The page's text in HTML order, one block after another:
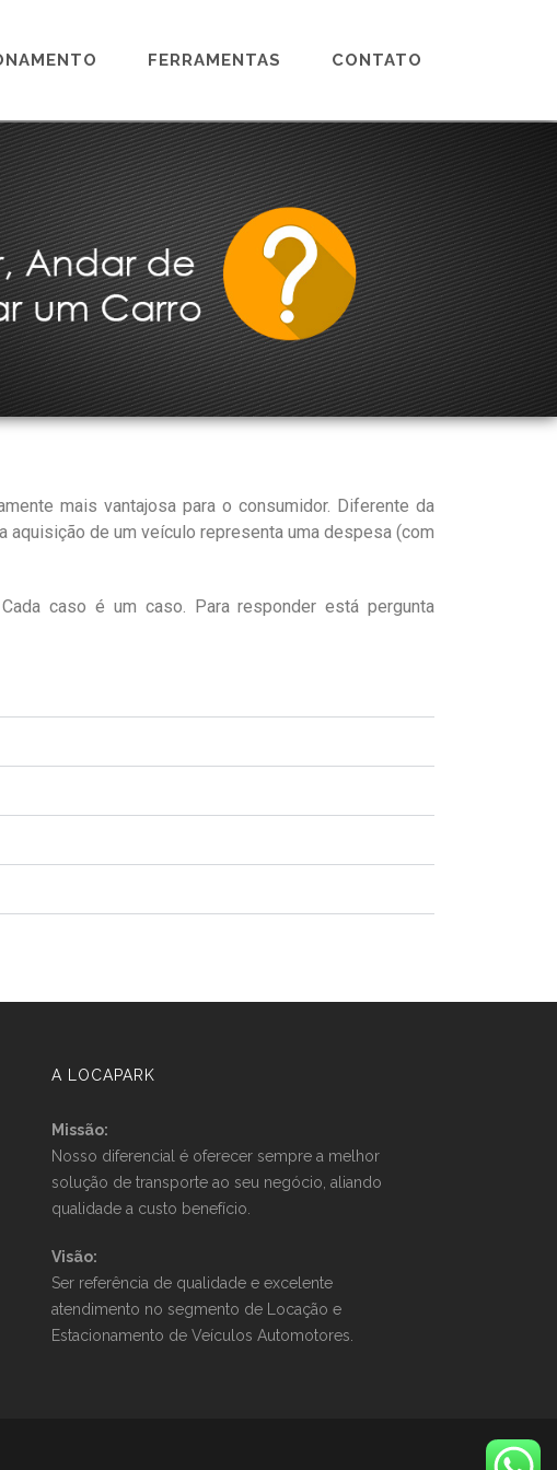
FERRAMENTAS CONTATO
mais vantajosa para o consumidor. Diferente da
de um veículo representa uma despesa (com
caso é um caso. Para responder está pergunta
A LOCAPARK
Missão:
Nosso diferencial é oferecer sempre a melhor
solução de transporte ao seu negócio, aliando
qualidade a custo benefício.
Visão:
Ser referência de qualidade e excelente
atendimento no segmento de Locação e
Estacionamento de Veículos Automotores.